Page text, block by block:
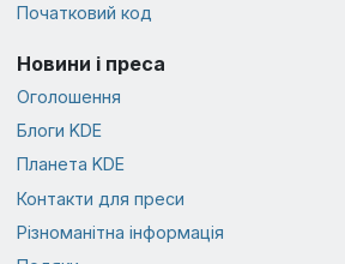
Початковий код
Новини і преса
Оголошення
Блоги KDE
Планета KDE
Контакти для преси
Різноманітна інформація